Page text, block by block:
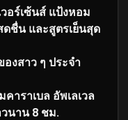
วอร์เซ้นส์ แป้งหอม
ดชื่น และสูตรเย็นสุด
งสาว ๆ ประจำ
คาราเบล อัพเลเวล
นาน 8 ชม.